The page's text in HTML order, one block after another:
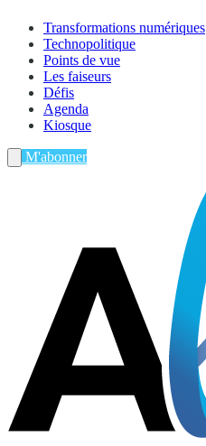
Transformations numériques
Technopolitique
Points de vue
Les faiseurs
Défis
Agenda
Kiosque
M'abonner